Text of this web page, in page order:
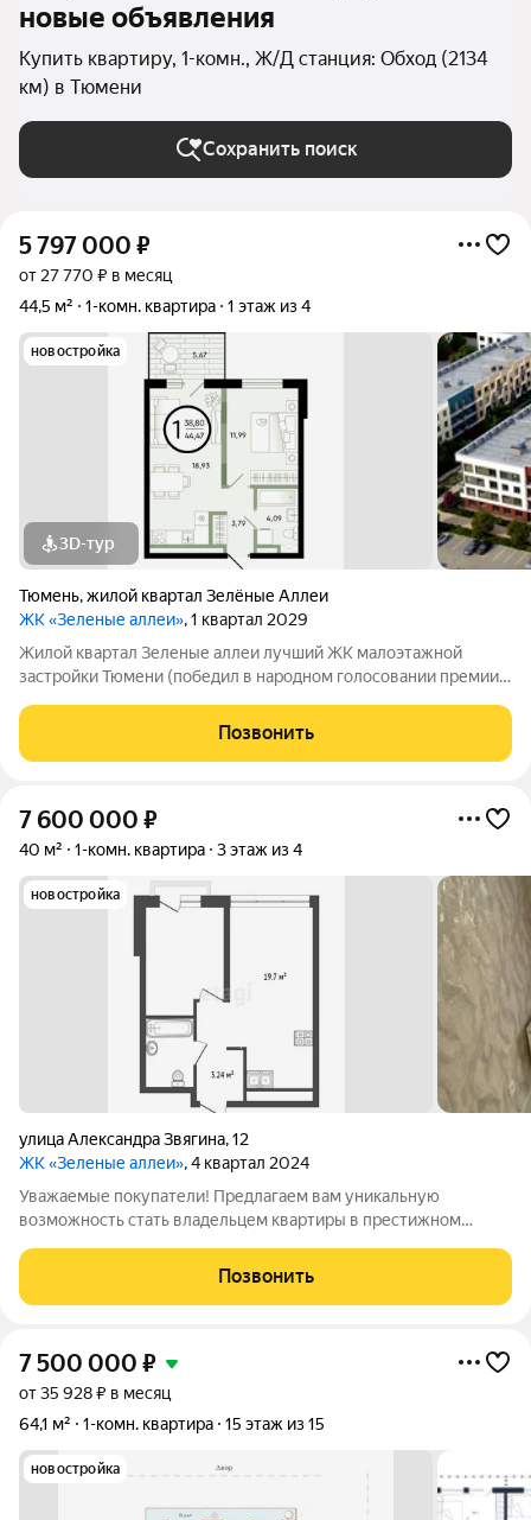
новые объявления
Купить квартиру, 1-комн., Ж/Д станция: Обход (2134
км) в Тюмени
Сохранить поиск
5 797 000 ₽
от 27 770 ₽ в месяц
44,5 м²
1-комн. квартира 1 этаж из 4
новостройка
3D-тур
Тюмень,жилой квартал Зелёные Аллеи
ЖК «Зеленые аллеи», 1 квартал 2029
Жилой квартал Зеленые аллеи лучший ЖК малоэтажной
застройки Тюмени (победил в народном голосовании премии
малоэтажный комплекс в Тюмени, предлагающий европейский
формат жилья. Расположен в
Позвонить
7 600 000 ₽
40 м² 1-комн. квартира 3 этаж из 4
новостройка
​улица Александра Звягина,12
ЖК «Зеленые аллеи», 4 квартал 2024
Уважаемые покупатели! Предлагаем вам уникальную
возможность стать владельцем квартиры в престижном
малоэтажный проект воплощает в себе европейский стандарт
жилья и располагается всего в 10 минутах от
Позвонить
7 500 000 ₽
от 35 928 ₽ в месяц
64,1 м²
1-комн. квартира 15 этаж из 15
новостройка